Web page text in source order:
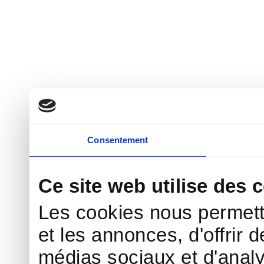
Consentement
Ce site web utilise des
Les cookies nous
et les annonces, d'offrir
médias sociaux et